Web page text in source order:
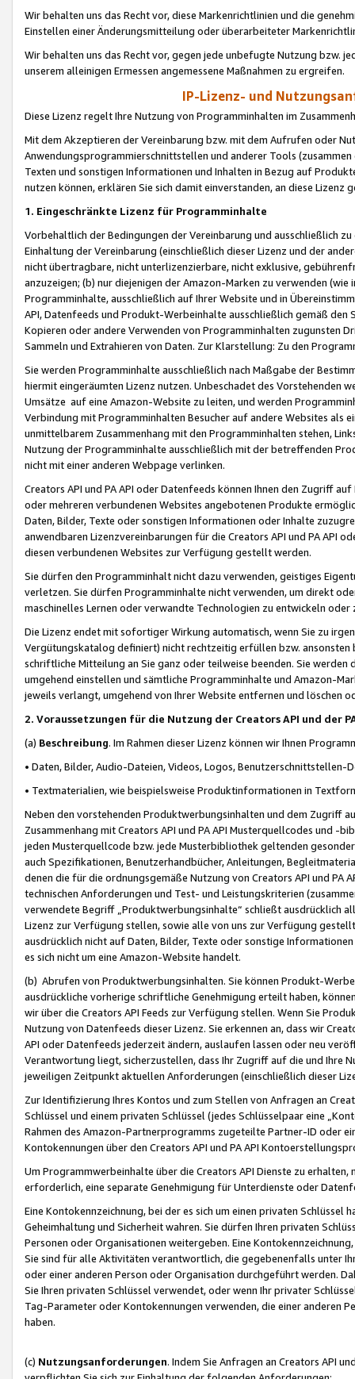
Wir behalten uns das Recht vor, diese Markenrichtlinien und die
Einstellen einer Änderungsmitteilung oder überarbeiteter
Wir behalten uns das Recht vor, gegen jede unbefugte Nutzung bzw.
unserem alleinigen Ermessen angemessene Maßnahmen zu ergreifen.
IP-Lizenz- und
Diese Lizenz regelt Ihre Nutzung von Programminhalten im
Mit dem Akzeptieren der Vereinbarung bzw. mit dem Aufrufen oder
Anwendungsprogrammierschnittstellen und anderer Tools (zusammen
Texten und sonstigen Informationen und Inhalten in Bezug auf
nutzen können, erklären Sie sich damit einverstanden, an diese Lizenz
1. Eingeschränkte Lizenz für Programminhalte
Vorbehaltlich der Bedingungen der Vereinbarung und ausschließlich
Einhaltung der Vereinbarung (einschließlich dieser Lizenz und der
nicht übertragbare, nicht unterlizenzierbare, nicht exklusive,
anzuzeigen; (b) nur diejenigen der Amazon-Marken zu verwenden
Programminhalte, ausschließlich auf Ihrer Website und in
API, Datenfeeds und Produkt-Werbeinhalte ausschließlich gemäß
Kopieren oder andere Verwenden von Programminhalten zugunsten
Sammeln und Extrahieren von Daten. Zur Klarstellung: Zu den
Sie werden Programminhalte ausschließlich nach Maßgabe der
hiermit eingeräumten Lizenz nutzen. Unbeschadet des Vorstehenden
Umsätze auf eine Amazon-Website zu leiten, und werden
Verbindung mit Programminhalten Besucher auf andere Websites als
unmittelbarem Zusammenhang mit den Programminhalten stehen,
Nutzung der Programminhalte ausschließlich mit der betreffenden
nicht mit einer anderen Webpage verlinken.
Creators API und PA API oder Datenfeeds können Ihnen den Zugriff
oder mehreren verbundenen Websites angebotenen Produkte
Daten, Bilder, Texte oder sonstigen Informationen oder Inhalte
anwendbaren Lizenzvereinbarungen für die Creators API und PA API
diesen verbundenen Websites zur Verfügung gestellt werden.
Sie dürfen den Programminhalt nicht dazu verwenden, geistiges
verletzen. Sie dürfen Programminhalte nicht verwenden, um direkt
maschinelles Lernen oder verwandte Technologien zu entwickeln
Die Lizenz endet mit sofortiger Wirkung automatisch, wenn Sie zu
Vergütungskatalog definiert) nicht rechtzeitig erfüllen bzw. ansonsten
schriftliche Mitteilung an Sie ganz oder teilweise beenden. Sie werden
umgehend einstellen und sämtliche Programminhalte und Amazon-
jeweils verlangt, umgehend von Ihrer Website entfernen und löschen
2. Voraussetzungen für die Nutzung der Creators API und der
(a) Beschreibung. Im Rahmen dieser Lizenz können wir Ihnen
• Daten, Bilder, Audio-Dateien, Videos, Logos, Benutzerschnittstellen-
• Textmaterialien, wie beispielsweise Produktinformationen in
Neben den vorstehenden Produktwerbungsinhalten und dem Zugriff
Zusammenhang mit Creators API und PA API Musterquellcodes und
jeden Musterquellcode bzw. jede Musterbibliothek geltenden
auch Spezifikationen, Benutzerhandbücher, Anleitungen,
denen die für die ordnungsgemäße Nutzung von Creators API und PA
technischen Anforderungen und Test- und Leistungskriterien
verwendete Begriff „Produktwerbungsinhalte“ schließt ausdrücklich
Lizenz zur Verfügung stellen, sowie alle von uns zur Verfügung
ausdrücklich nicht auf Daten, Bilder, Texte oder sonstige
es sich nicht um eine Amazon-Website handelt.
(b) Abrufen von Produktwerbungsinhalten. Sie können Produkt-
ausdrückliche vorherige schriftliche Genehmigung erteilt haben,
wir über die Creators API Feeds zur Verfügung stellen. Wenn Sie
Nutzung von Datenfeeds dieser Lizenz. Sie erkennen an, dass wir
API oder Datenfeeds jederzeit ändern, auslaufen lassen oder neu
Verantwortung liegt, sicherzustellen, dass Ihr Zugriff auf die und Ihre
jeweiligen Zeitpunkt aktuellen Anforderungen (einschließlich dieser
Zur Identifizierung Ihres Kontos und zum Stellen von Anfragen an
Schlüssel und einem privaten Schlüssel (jedes Schlüsselpaar eine
Rahmen des Amazon-Partnerprogramms zugeteilte Partner-ID oder
Kontokennungen über den Creators API und PA API
Um Programmwerbeinhalte über die Creators API Dienste zu
erforderlich, eine separate Genehmigung für Unterdienste oder
Eine Kontokennzeichnung, bei der es sich um einen privaten
Geheimhaltung und Sicherheit wahren. Sie dürfen Ihren privaten
Personen oder Organisationen weitergeben. Eine
Sie sind für alle Aktivitäten verantwortlich, die gegebenenfalls unter
oder einer anderen Person oder Organisation durchgeführt werden.
Sie Ihren privaten Schlüssel verwendet, oder wenn Ihr privater
Tag-Parameter oder Kontokennungen verwenden, die einer anderen
haben.
(c) Nutzungsanforderungen. Indem Sie Anfragen an Creators API